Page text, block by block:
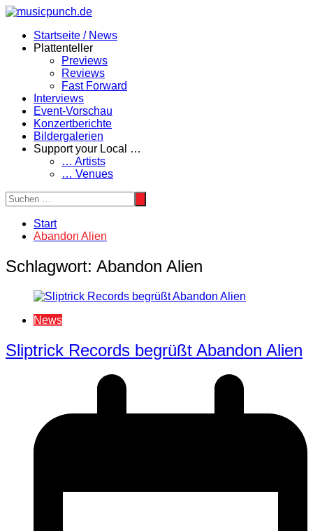
Zum
springenStartseite / News
Plattenteller
Previews
Reviews
Fast Forward
Interviews
Event-Vorschau
Konzertberichte
Bildergalerien
Support your Local …
… Artists
… Venues
Start
Abandon Alien
Schlagwort: Abandon Alien
News
Sliptrick Records begrüßt Abandon Alien